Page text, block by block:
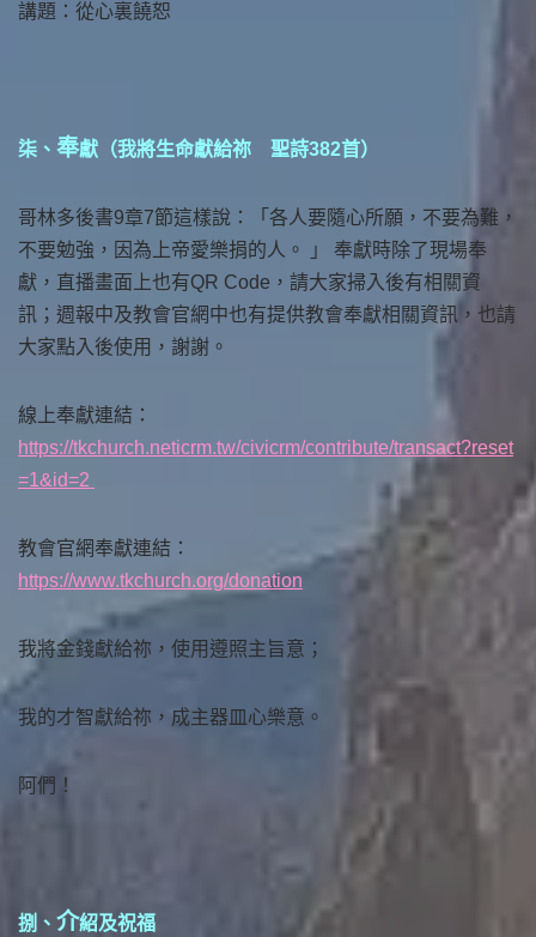
講題：從心裏饒恕
柒、 奉獻（我將生命獻給祢 聖詩382首）
哥林多後書9章7節這樣說：「各人要隨心所願，不要為難，
不要勉強，因為上帝愛樂捐的人。 」 奉獻時除了現場奉
獻，直播畫面上也有QR Code，請大家掃入後有相關資
訊；週報中及教會官網中也有提供教會奉獻相關資訊，也請
大家點入後使用，謝謝。
線上奉獻連結：
https://tkchurch.neticrm.tw/civicrm/contribute/transact?reset
=1&id=2
教會官網奉獻連結：
https://www.tkchurch.org/donation
我將金錢獻給祢，使用遵照主旨意；
我的才智獻給祢，成主器皿心樂意。
阿們！
捌、 介紹及祝福